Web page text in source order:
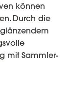
können
Durch die
mit Sammler-